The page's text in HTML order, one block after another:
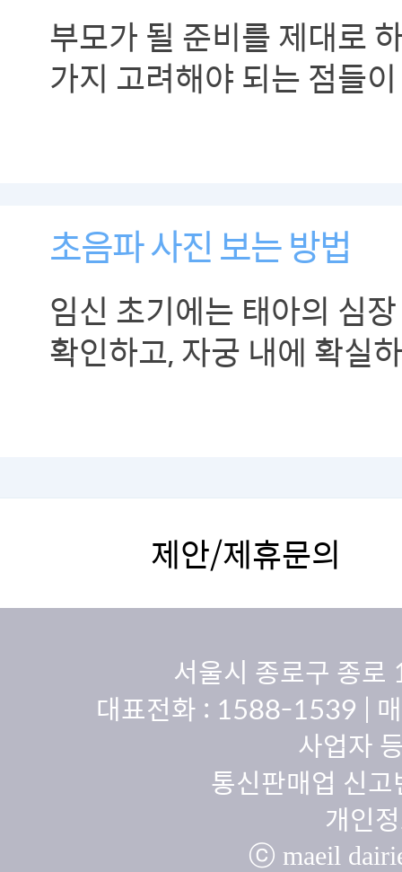
부모가 될 준비를 제대로
가지 고려해야 되는 점들
초음파 사진 보는 방법
임신 초기에는 태아의 심
확인하고, 자궁 내에 확실
제안/제휴문의
서울시 종로구 종
대표전화 : 1588-1539 |
사업자
통신판매업 신
개인
ⓒ maeil